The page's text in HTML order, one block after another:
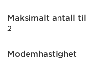
Maksimalt antall
2
Modemhastighet